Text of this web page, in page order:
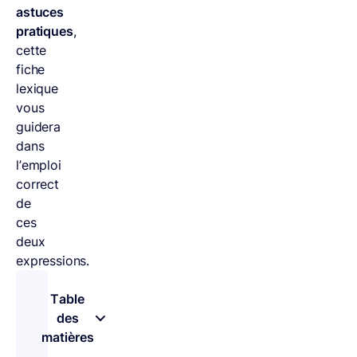
astuces
pratiques,
cette
fiche
lexique
vous
guidera
dans
l’emploi
correct
de
ces
deux
expressions.
Table
des
matières